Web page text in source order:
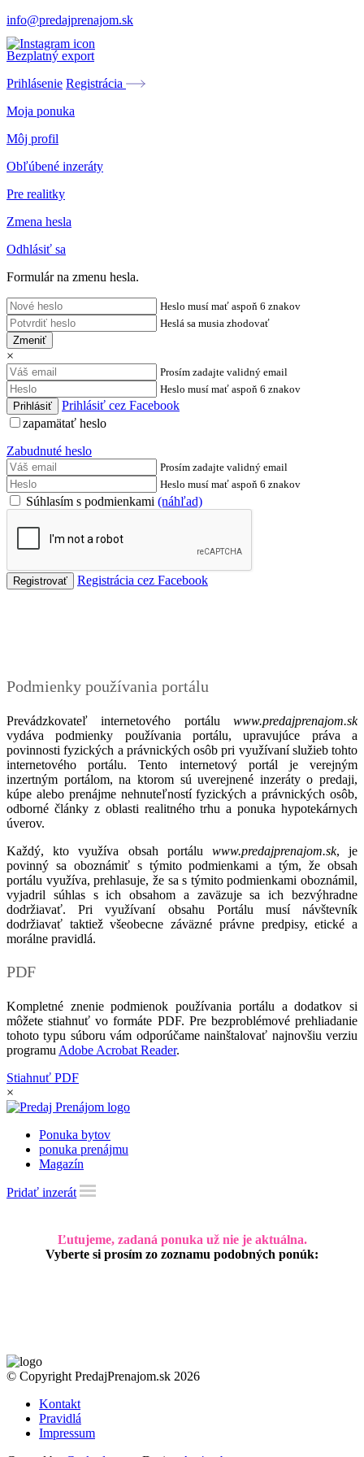
info@predajprenajom.sk
Bezplatný export
Prihlásenie Registrácia
Moja ponuka
Môj profil
Obľúbené inzeráty
Pre realitky
Zmena hesla
Odhlásiť sa
Formulár na zmenu hesla.
Heslo musí mať aspoň 6 znakov
Heslá sa musia zhodovať
Zmeniť
×
Prosím zadajte validný email
Heslo musí mať aspoň 6 znakov
Prihlásiť cez Facebook
zapamätať heslo
Zabudnuté heslo
Prosím zadajte validný email
Heslo musí mať aspoň 6 znakov
Súhlasím s podmienkami (náhľad)
Registrácia cez Facebook
Podmienky používania portálu
Prevádzkovateľ internetového portálu www.predajprenajom.sk
vydáva podmienky používania portálu, upravujúce práva a
povinnosti fyzických a právnických osôb pri využívaní služieb tohto
internetového portálu. Tento internetový portál je verejným
inzertným portálom, na ktorom sú uverejnené inzeráty o predaji,
kúpe alebo prenájme nehnuteľností fyzických a právnických osôb,
odborné články z oblasti realitného trhu a ponuka hypotekárnych
úverov.
Každý, kto využíva obsah portálu www.predajprenajom.sk, je
povinný sa oboznámiť s týmito podmienkami a tým, že obsah
portálu využíva, prehlasuje, že sa s týmito podmienkami oboznámil,
vyjadril súhlas s ich obsahom a zaväzuje sa ich bezvýhradne
dodržiavať. Pri využívaní obsahu Portálu musí návštevník
dodržiavať taktiež všeobecne záväzné právne predpisy, etické a
morálne pravidlá.
PDF
Kompletné znenie podmienok používania portálu a dodatkov si
môžete stiahnuť vo formáte PDF. Pre bezproblémové prehliadanie
tohoto typu súboru vám odporúčame nainštalovať najnovšiu verziu
programu Adobe Acrobat Reader.
Stiahnuť PDF
×
Ponuka bytov
ponuka prenájmu
Magazín
Pridať inzerát
Ľutujeme, zadaná ponuka už nie je aktuálna.
Vyberte si prosím zo zoznamu podobných ponúk:
© Copyright PredajPrenajom.sk 2026
Kontakt
Pravidlá
Impressum